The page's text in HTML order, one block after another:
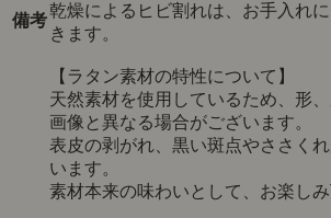
備考
乾燥によるヒビ割れは、お手入れ
きます。
【ラタン素材の特性について】
天然素材を使用しているため、形
画像と異なる場合がございます。
表皮の剥がれ、黒い斑点やささく
います。
素材本来の味わいとして、お楽しみ